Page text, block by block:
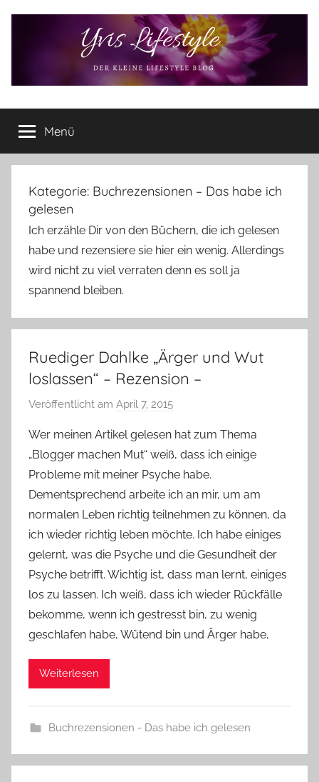
Yvis
Lifestyle
Lifestyle
Blog
–
Lifestyle,
Rezensionen,
Produkttests
vieles
mehr
Menü
Kategorie: Buchrezensionen – Das habe ich
gelesen
Ich erzähle Dir von den Büchern, die ich gelesen
habe und rezensiere sie hier ein wenig. Allerdings
wird nicht zu viel verraten denn es soll ja
spannend bleiben.
Ruediger Dahlke „Ärger und Wut
loslassen“ – Rezension –
Veröffentlicht am April 7, 2015
n
Y
v
o
n
n
e
Wer meinen Artikel gelesen hat zum Thema
„Blogger machen Mut“ weiß, dass ich einige
Probleme mit meiner Psyche habe.
Dementsprechend arbeite ich an mir, um am
normalen Leben richtig teilnehmen zu können, da
ich wieder richtig leben möchte. Ich habe einiges
gelernt, was die Psyche und die Gesundheit der
Psyche betrifft. Wichtig ist, dass man lernt, einiges
los zu lassen. Ich weiß, dass ich wieder Rückfälle
bekomme, wenn ich gestresst bin, zu wenig
geschlafen habe, Wütend bin und Ärger habe,
Weiterlesen
Buchrezensionen - Das habe ich gelesen